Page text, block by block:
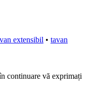
extensibil • tavan
continuare vă exprimați